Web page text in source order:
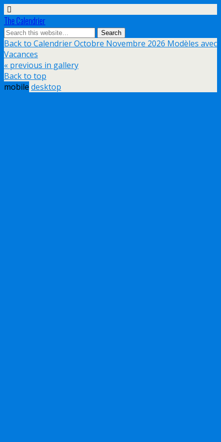
The Calendrier
Back to Calendrier Octobre Novembre 2026 Modèles avec
Vacances
« previous in gallery
Back to top
mobile desktop